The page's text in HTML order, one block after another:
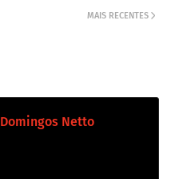
MAIS RECENTES
Domingos Netto